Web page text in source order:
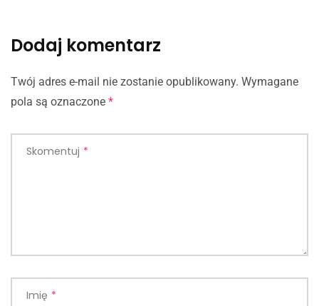
Dodaj komentarz
Twój adres e-mail nie zostanie opublikowany. Wymagane
pola są oznaczone *
Skomentuj *
Imię *